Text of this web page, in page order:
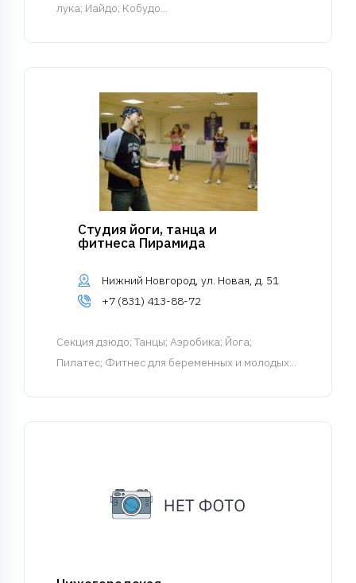
лука; Иайдо; Кобудо...
Студия йоги, танца и
фитнеса Пирамида
Нижний Новгород, ул. Новая, д. 51
+7 (831) 413-88-72
Cекция дзюдо; Танцы; Аэробика; Йога;
Пилатес; Фитнес для беременных и молодых...